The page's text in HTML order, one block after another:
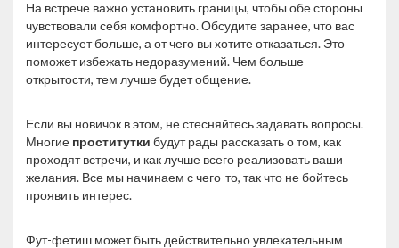
На встрече важно установить границы, чтобы обе стороны
чувствовали себя комфортно. Обсудите заранее, что вас
интересует больше, а от чего вы хотите отказаться. Это
поможет избежать недоразумений. Чем больше
открытости, тем лучше будет общение.
Если вы новичок в этом, не стесняйтесь задавать вопросы.
Многие проститутки будут рады рассказать о том, как
проходят встречи, и как лучше всего реализовать ваши
желания. Все мы начинаем с чего-то, так что не бойтесь
проявить интерес.
Фут-фетиш может быть действительно увлекательным